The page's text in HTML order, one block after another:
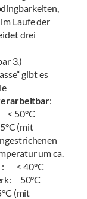
Laufe der
drei
3.)
gibt es
:
50°C
(mit
um ca.
< 40°C
50°C